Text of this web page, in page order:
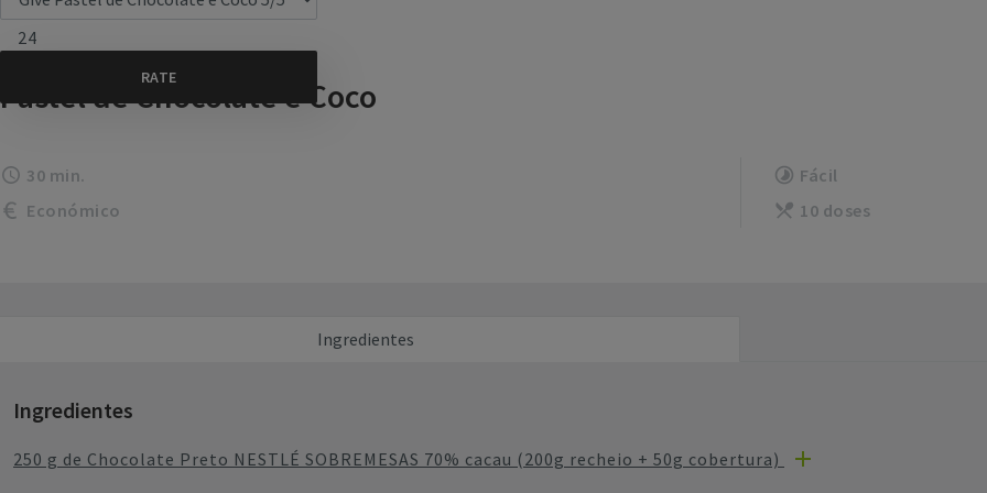
24
Pastel de Chocolate e Coco
30 min.
Fácil
Económico
10 doses
Ingredientes
Ingredientes
250 g de Chocolate Preto NESTLÉ SOBREMESAS 70% cacau (200g recheio + 50g cobertura)